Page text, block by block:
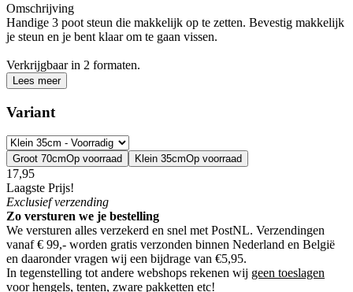
Omschrijving
Handige 3 poot steun die makkelijk op te zetten. Bevestig makkelijk
je steun en je bent klaar om te gaan vissen.
Verkrijgbaar in 2 formaten.
Lees meer
Variant
Groot 70cmOp voorraad Klein 35cmOp voorraad
17,95
Laagste Prijs!
Exclusiefverzending
Zo versturen we je bestelling
We versturen alles verzekerd en snel met PostNL. Verzendingen
vanaf € 99,- worden gratis verzonden binnen Nederland en België
en daaronder vragen wij een bijdrage van €5,95.
In tegenstelling tot andere webshops rekenen wij geen toeslagen
voor hengels, tenten, zware pakketten etc!